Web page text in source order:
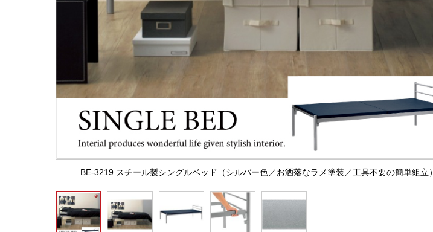
BE-3219 スチール製シングルベッド（シルバー色／お洒落なラメ塗装／工具不要の簡単組立）